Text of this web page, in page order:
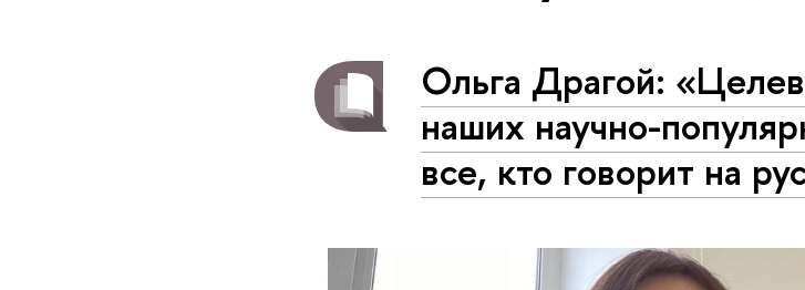
Ольга Драгой:
наших научно-
все, кто говорит на